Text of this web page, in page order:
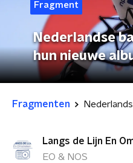
Fragment
Nederlandse
hun nieuwe
Fragmenten
Langs de Lijn En
EO & NOS